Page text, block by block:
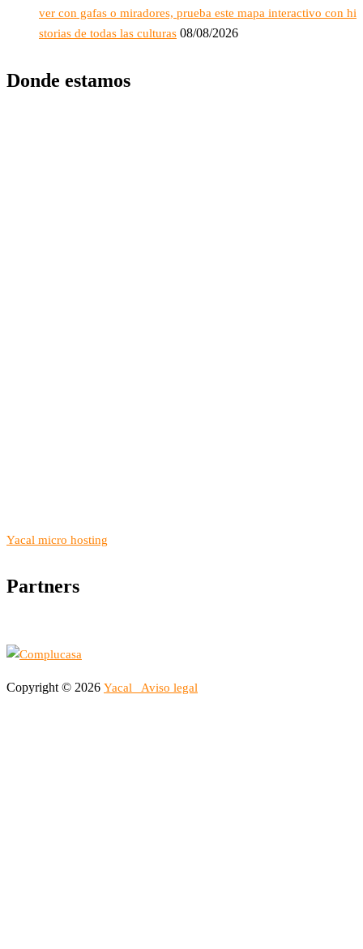
ver con gafas o miradores, prueba este mapa interactivo con hi
storias de todas las culturas 08/08/2026
Donde estamos
Yacal micro hosting
Partners
Copyright © 2026 Yacal Aviso legal